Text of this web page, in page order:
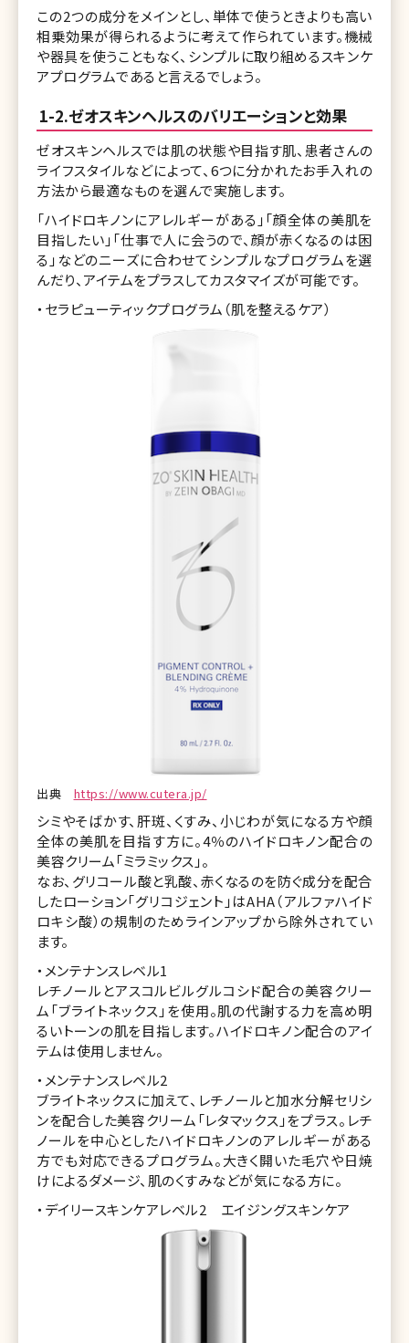
この2つの成分をメインとし、単体で使うときよりも高い
相乗効果が得られるように考えて作られています。機械
や器具を使うこともなく、シンプルに取り組めるスキンケ
アプログラムであると言えるでしょう。
1-2.ゼオスキンヘルスのバリエーションと効果
ゼオスキンヘルスでは肌の状態や目指す肌、患者さんの
ライフスタイルなどによって、6つに分かれたお手入れの
方法から最適なものを選んで実施します。
「ハイドロキノンにアレルギーがある」「顔全体の美肌を
目指したい」「仕事で人に会うので、顔が赤くなるのは困
る」などのニーズに合わせてシンプルなプログラムを選
んだり、アイテムをプラスしてカスタマイズが可能です。
・セラピューティックプログラム（肌を整えるケア）
出典 https://www.cutera.jp/
シミやそばかす、肝斑、くすみ、小じわが気になる方や顔
全体の美肌を目指す方に。4％のハイドロキノン配合の
美容クリーム「ミラミックス」。
なお、グリコール酸と乳酸、赤くなるのを防ぐ成分を配合
したローション「グリコジェント」はAHA（アルファハイド
ロキシ酸）の規制のためラインアップから除外されてい
ます。
・メンテナンスレベル1
レチノールとアスコルビルグルコシド配合の美容クリー
ム「ブライトネックス」を使用。肌の代謝する力を高め明
るいトーンの肌を目指します。ハイドロキノン配合のアイ
テムは使用しません。
・メンテナンスレベル2
ブライトネックスに加えて、レチノールと加水分解セリシ
ンを配合した美容クリーム「レタマックス」をプラス。レチ
ノールを中心としたハイドロキノンのアレルギーがある
方でも対応できるプログラム。大きく開いた毛穴や日焼
けによるダメージ、肌のくすみなどが気になる方に。
・デイリースキンケアレベル2 エイジングスキンケア